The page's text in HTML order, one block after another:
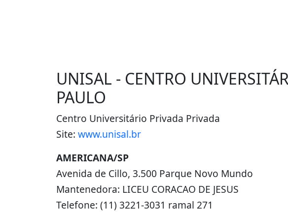
UNISAL - CENTRO
PAULO
Centro Universitário Privada Privada
Site: www.unisal.br
AMERICANA/SP
Avenida de Cillo, 3.500 Parque Novo Mundo
Mantenedora: LICEU CORACAO DE JESUS
Telefone: (11) 3221-3031 ramal 271